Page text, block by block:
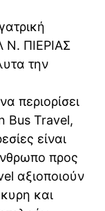
Ν. ΠΙΕΡΙΑΣ
την
περιορίσει
Bus Travel,
είναι
προς
αξιοποιούν
και